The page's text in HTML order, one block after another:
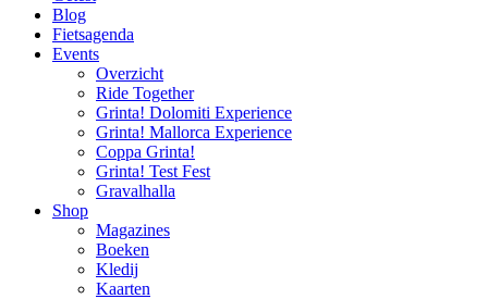
Blog
Fietsagenda
Events
Overzicht
Ride Together
Grinta! Dolomiti Experience
Grinta! Mallorca Experience
Coppa Grinta!
Grinta! Test Fest
Gravalhalla
Shop
Magazines
Boeken
Kledij
Kaarten